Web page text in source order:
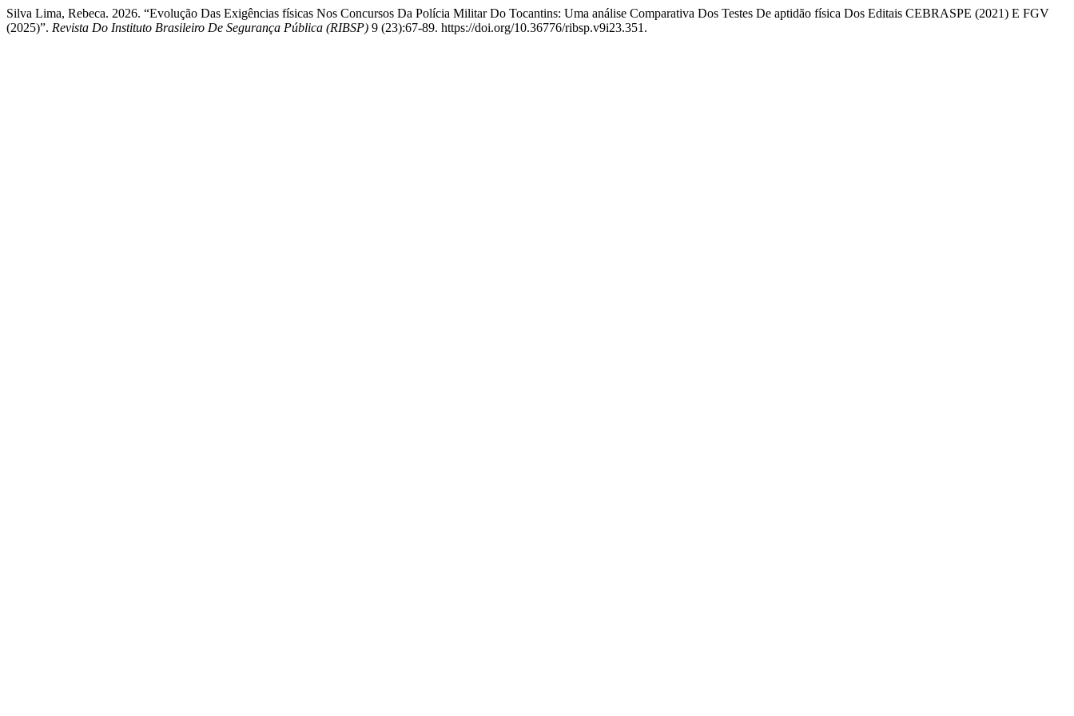
Silva Lima, Rebeca. 2026. “Evolução Das Exigências físicas Nos Concursos Da Polícia Militar Do Tocantins: Uma análise Comparativa Dos Testes De aptidão física Dos Editais CEBRASPE (2021) E FGV
(2025)”. Revista Do Instituto Brasileiro De Segurança Pública (RIBSP) 9 (23):67-89. https://doi.org/10.36776/ribsp.v9i23.351.